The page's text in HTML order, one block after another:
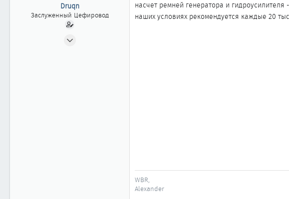
Druqn
Заслуженный Цефировод
насчет ремней генератора и
наших условиях рекомендуется каждые 20
WBR,
Alexander